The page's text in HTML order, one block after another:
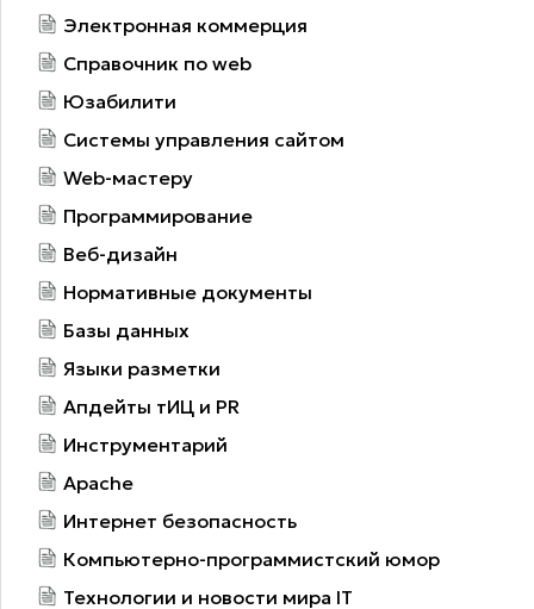
Электронная коммерция
Справочник по web
Юзабилити
Системы управления сайтом
Web-мастеру
Программирование
Веб-дизайн
Нормативные документы
Базы данных
Языки разметки
Апдейты тИЦ и PR
Инструментарий
Apache
Интернет безопасность
Компьютерно-программистский юмор
Технологии и новости мира IT